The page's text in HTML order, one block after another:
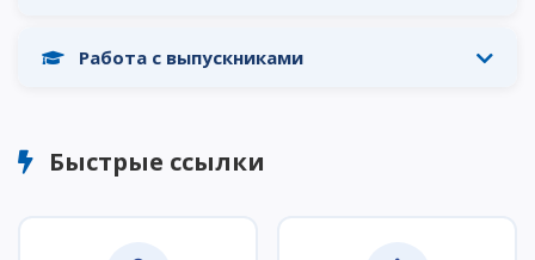
Работа с выпускниками
Быстрые ссылки